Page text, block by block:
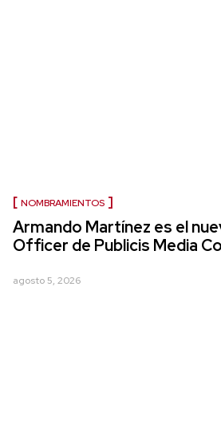
NOMBRAMIENTOS
Armando Martínez es el
Officer de Publicis Media
agosto 5, 2026